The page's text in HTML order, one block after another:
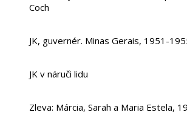
Coch
JK, guvernér. Minas Gerais, 1951-
JK v náruči lidu
Zleva: Márcia, Sarah a Maria Estela,